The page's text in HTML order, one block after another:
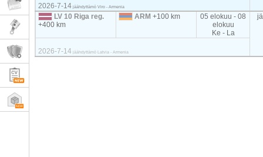
2026-7-14 jäähdyttämö Viro - Armenia
LV 10 Riga reg.
+400 km
ARM+100 km
05 elokuu - 08
elokuu
Ke - La
2026-7-14 jäähdyttämö Latvia - Armenia